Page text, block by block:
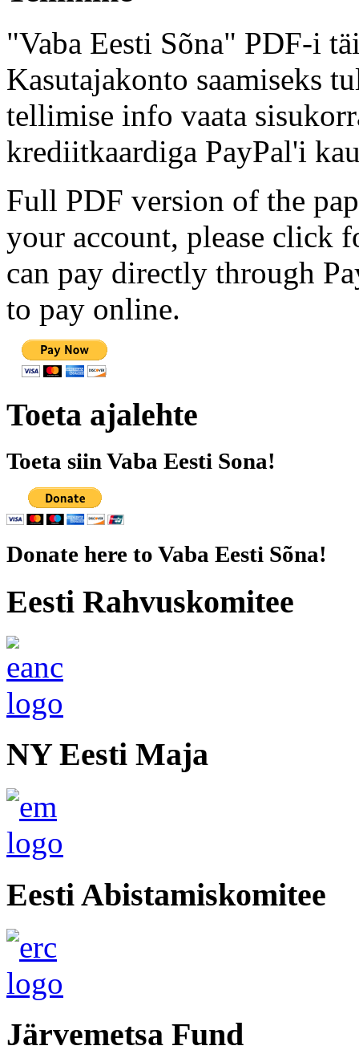
"Vaba Eesti Sõna" PDF-i
Kasutajakonto saamiseks
tellimise info vaata
krediitkaardiga PayPal'i
Full PDF version of the
your account, please click
can pay directly through
to pay online.
Toeta ajalehte
Toeta siin Vaba Eesti Sona!
Donate here to Vaba Eesti Sõna!
Eesti Rahvuskomitee
NY Eesti Maja
Eesti Abistamiskomitee
Järvemetsa Fund